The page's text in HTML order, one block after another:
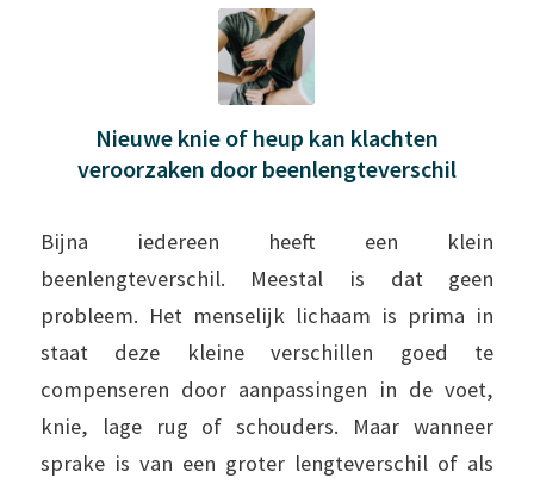
Nieuwe knie of heup kan klachten
veroorzaken door beenlengteverschil
Bijna iedereen heeft een klein
beenlengteverschil. Meestal is dat geen
probleem. Het menselijk lichaam is prima in
staat deze kleine verschillen goed te
compenseren door aanpassingen in de voet,
knie, lage rug of schouders. Maar wanneer
sprake is van een groter lengteverschil of als